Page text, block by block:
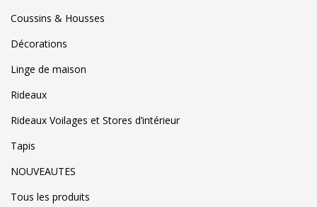
Coussins & Housses
Décorations
Linge de maison
Rideaux
Rideaux Voilages et Stores d’intérieur
Tapis
NOUVEAUTES
Tous les produits